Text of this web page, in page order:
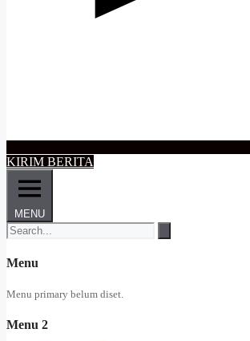
KIRIM BERITA
MENU
Menu
Menu primary belum diset.
Menu 2